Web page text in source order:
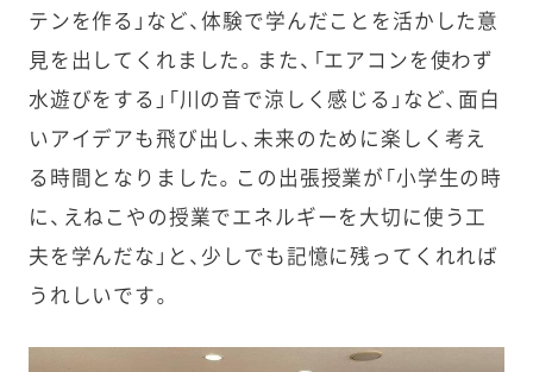
テンを作る」など、体験で学んだことを活かした意
見を出してくれました。また、「エアコンを使わず
水遊びをする」「川の音で涼しく感じる」など、面白
いアイデアも飛び出し、未来のために楽しく考え
る時間となりました。この出張授業が「小学生の時
に、えねこやの授業でエネルギーを大切に使う工
夫を学んだな」と、少しでも記憶に残ってくれれば
うれしいです。